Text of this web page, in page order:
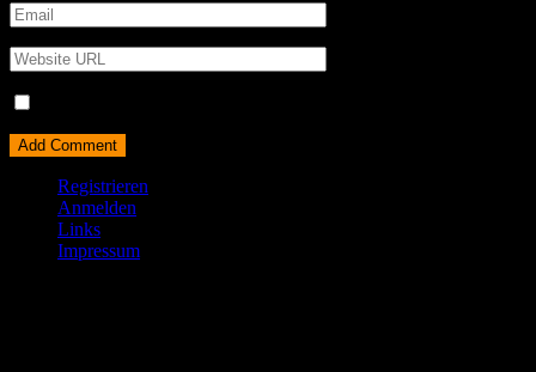
Registrieren
Anmelden
Links
Impressum